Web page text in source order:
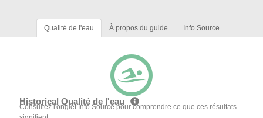
Qualité de l'eau À propos du guide Info Source
Historical Qualité de l'eau
Consultez l'onglet Info Source pour comprendre ce que ces résultats